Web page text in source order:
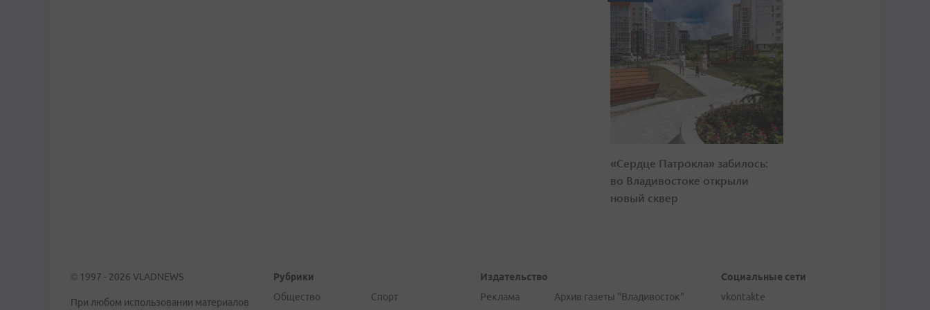
«Сердце Патрокла» забилось:
во Владивостоке открыли
новый сквер
© 1997 - 2026 VLADNEWS
При любом использовании материалов
Рубрики
Общество
Спорт
Издательство
Реклама
Архив газеты "Владивосток"
Социальные сети
vkontakte